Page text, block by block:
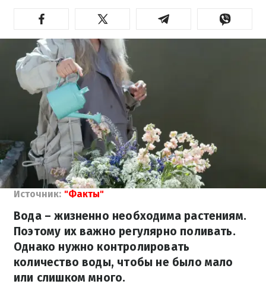
Источник: "Факты"
Вода – жизненно необходима растениям.
Поэтому их важно регулярно поливать.
Однако нужно контролировать
количество воды, чтобы не было мало
или слишком много.